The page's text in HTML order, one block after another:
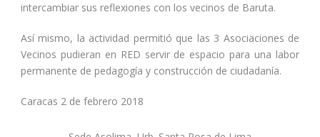
intercambiar sus reflexiones con los vecinos de Baruta.
Así mismo, la actividad permitió que las 3 Asociaciones de
Vecinos pudieran en RED servir de espacio para una labor
permanente de pedagogía y construcción de ciudadanía.
Caracas 2 de febrero 2018